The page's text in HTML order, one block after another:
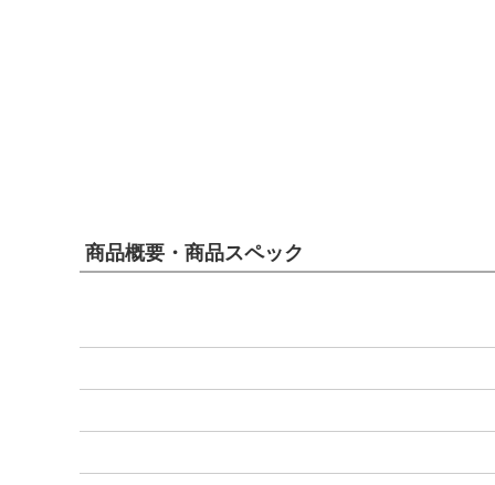
商品概要・商品スペック